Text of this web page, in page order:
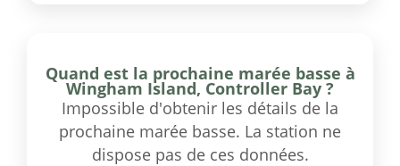
Quand est la prochaine marée basse à
Wingham Island, Controller Bay ?
Impossible d'obtenir les détails de la
prochaine marée basse. La station ne
dispose pas de ces données.